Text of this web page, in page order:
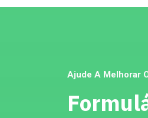
Ajude A Melhorar